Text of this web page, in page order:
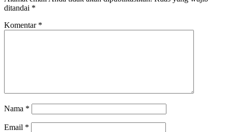
ditandai *
Komentar *
Nama *
Email *